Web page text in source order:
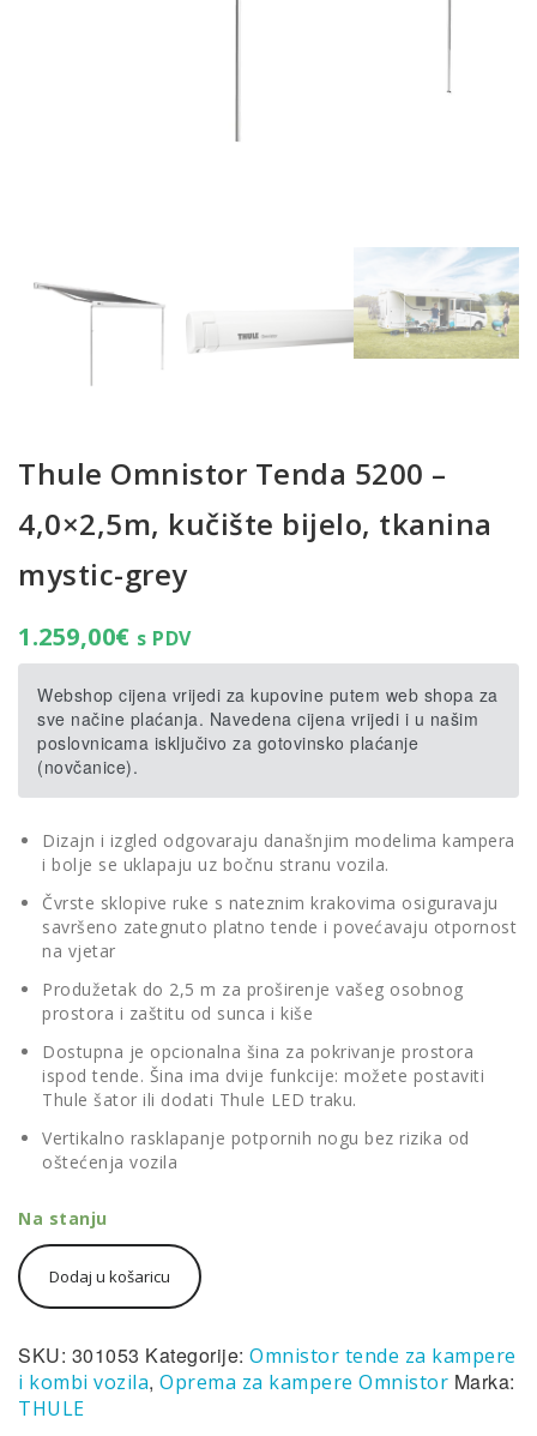
Thule Omnistor Tenda 5200 –
4,0×2,5m, kučište bijelo, tkanina
mystic-grey
1.259,00€ s PDV
Webshop cijena vrijedi za kupovine putem web shopa za
sve načine plaćanja. Navedena cijena vrijedi i u našim
poslovnicama isključivo za gotovinsko plaćanje
(novčanice).
Dizajn i izgled odgovaraju današnjim modelima kampera
i bolje se uklapaju uz bočnu stranu vozila.
Čvrste sklopive ruke s nateznim krakovima osiguravaju
savršeno zategnuto platno tende i povećavaju otpornost
na vjetar
Produžetak do 2,5 m za proširenje vašeg osobnog
prostora i zaštitu od sunca i kiše
Dostupna je opcionalna šina za pokrivanje prostora
ispod tende. Šina ima dvije funkcije: možete postaviti
Thule šator ili dodati Thule LED traku.
Vertikalno rasklapanje potpornih nogu bez rizika od
oštećenja vozila
Na stanju
Thule
Omnistor
Tenda
-
4,0x2,5m,
kučište
bijelo,
Dodaj u košaricu
SKU: 301053 Kategorije: Omnistor tende za kampere
i kombi vozila, Oprema za kampere Omnistor Marka:
THULE